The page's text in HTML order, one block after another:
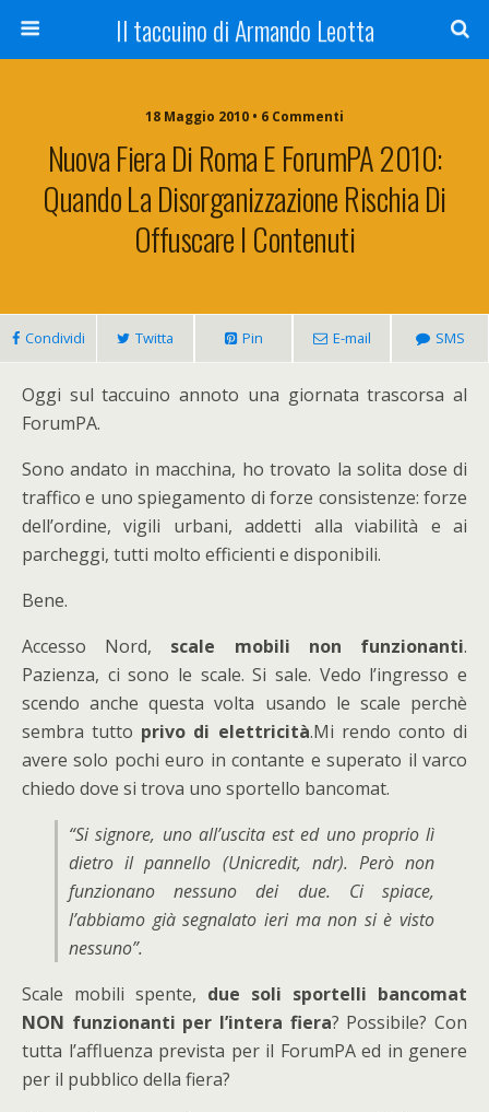
Il taccuino di Armando Leotta
18 Maggio 2010 • 6 Commenti
Nuova Fiera Di Roma E ForumPA 2010:
Quando La Disorganizzazione Rischia Di
Offuscare I Contenuti
Condividi Twitta Pin E-mail SMS
Oggi sul taccuino annoto una giornata trascorsa al
ForumPA.
Sono andato in macchina, ho trovato la solita dose di
traffico e uno spiegamento di forze consistenze: forze
dell’ordine, vigili urbani, addetti alla viabilità e ai
parcheggi, tutti molto efficienti e disponibili.
Bene.
Accesso Nord, scale mobili non funzionanti.
Pazienza, ci sono le scale. Si sale. Vedo l’ingresso e
scendo anche questa volta usando le scale perchè
sembra tutto privo di elettricità.Mi rendo conto di
avere solo pochi euro in contante e superato il varco
chiedo dove si trova uno sportello bancomat.
“Si signore, uno all’uscita est ed uno proprio lì
dietro il pannello (Unicredit, ndr). Però non
funzionano nessuno dei due. Ci spiace,
l’abbiamo già segnalato ieri ma non si è visto
nessuno”.
Scale mobili spente, due soli sportelli bancomat
NON funzionanti per l’intera fiera? Possibile? Con
tutta l’affluenza prevista per il ForumPA ed in genere
per il pubblico della fiera?